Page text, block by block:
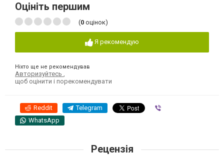
Оцініть першим
(0 оцінок)
Я рекомендую
Ніхто ще не рекомендував
Авторизуйтесь
щоб оцінити і порекомендувати
Reddit Telegram
WhatsApp
Рецензія